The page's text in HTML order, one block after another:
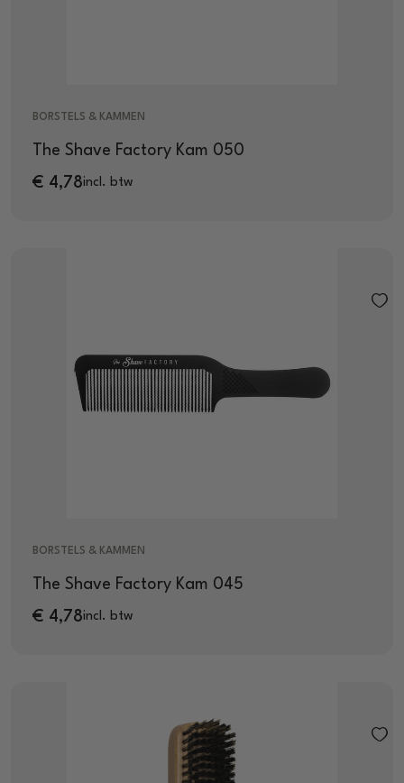
BORSTELS & KAMMEN
The Shave Factory Kam 050
€ 4,78incl. btw
BORSTELS & KAMMEN
The Shave Factory Kam 045
€ 4,78incl. btw